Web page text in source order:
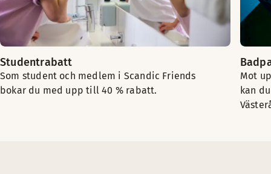
Studentrabatt
Som student och medlem i Scandic Friends
bokar du med upp till 40 % rabatt.
Mot
kan